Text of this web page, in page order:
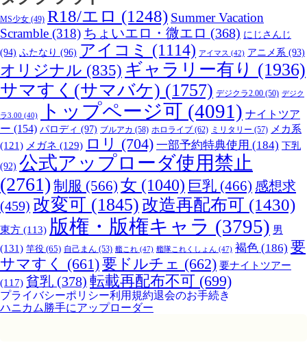
MS少女 (49) R18/エロ (1248) Summer Vacation
Scramble (318) ちょいエロ・微エロ (368) にじさんじ
(94) ふたなり (96) アイコミ (1114) アイマス (42) アニメ系 (93)
オリジナル (835) ギャラリー有り (1936)
サマすく(サマバケ) (1757) デジクラ2.00 (50) デジク
ラ3.00 (40) トップページ可 (4091) ナイトツア
ー (154) パロディ (97) ブルアカ (58) ホロライブ (62) ミリタリー (57) メカ系
(121) メガネ (129) ロリ (704) 一部予約特典使用 (184) 下乳
(92) 公式アップローダ使用禁止
(2761) 制服 (566) 女 (1040) 巨乳 (466) 感想求
(459) 改変可 (1845) 改造再配布可 (1430)
東方 (113) 版権・版権キャラ (3795) 男
(131) 竿役 (65) 自己まん (53) 艦これ (47) 艦隊これくしょん (47) 褐色 (186) 要
サマすく
(661)要ドルチェ (662) 要ナイトツアー
(117) 貧乳 (378) 転載再配布不可 (699)
プライバシーポリシー利用規約退会のお手続き
ハニカム勝手にアップローダー